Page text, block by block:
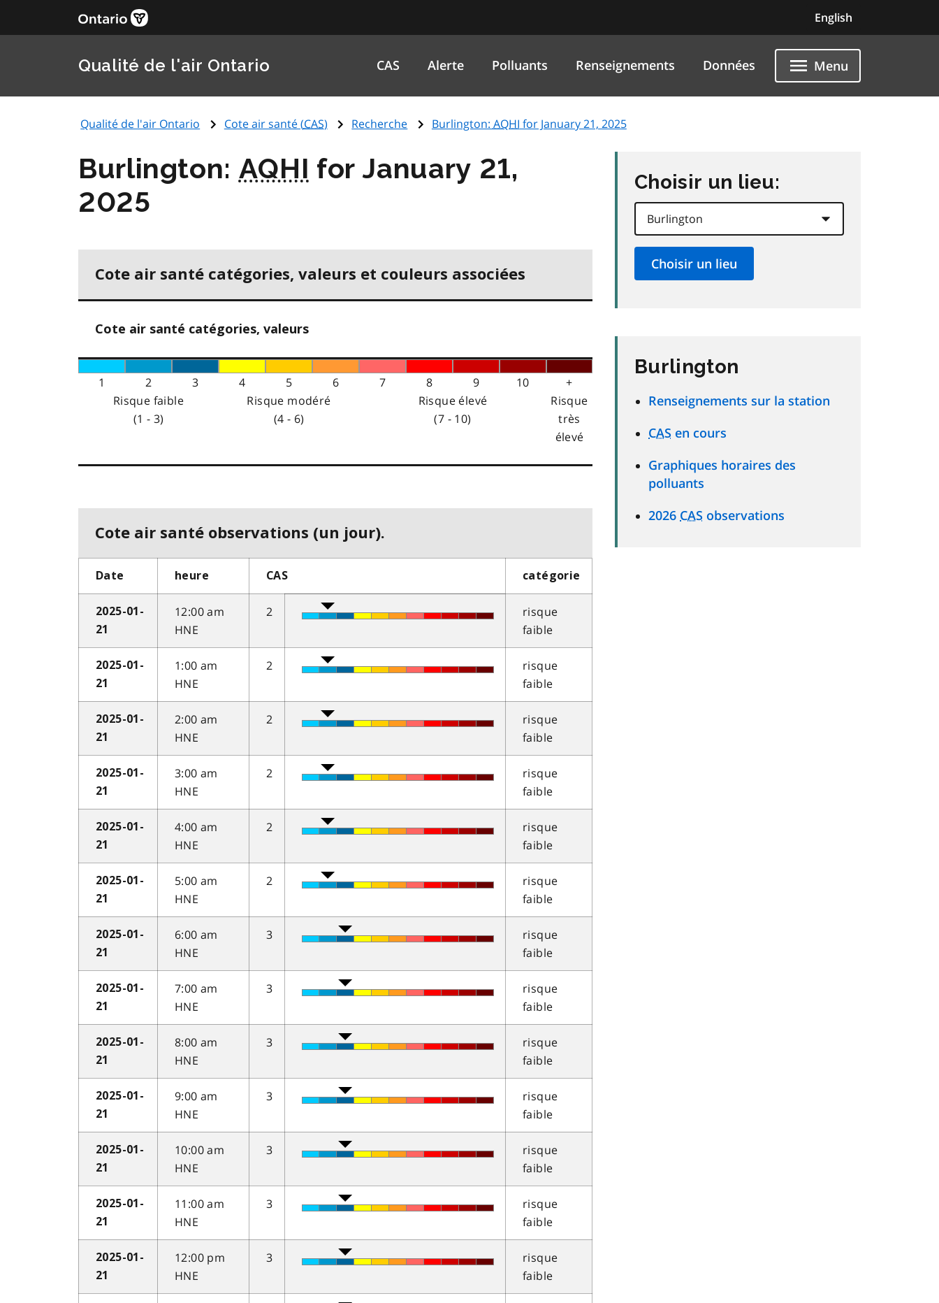
English
Qualité de l'air Ontario CAS Alerte Polluants Renseignements Données Menu
Qualité de l'air Ontario Cote air santé (CAS) Recherche Burlington: AQHI for January 21, 2025
Burlington: AQHI for January 21,
2025
Cote air santé catégories, valeurs et couleurs associées
Cote air santé catégories, valeurs
1 2 3 4 5 6 7 8 9 10
+
Risque faible
(1 - 3)
Risque modéré
(4 - 6)
Risque élevé
(7 - 10)
Risque
très
élevé
Cote air santé observations (un jour).
Date heure CAS catégorie
2025-01-
21
12:00 am
HNE
2
risque
faible
2025-01-
21
1:00 am
HNE
2
risque
faible
2025-01-
21
2:00 am
HNE
2
risque
faible
2025-01-
21
3:00 am
HNE
2
risque
faible
2025-01-
21
4:00 am
HNE
2
risque
faible
2025-01-
21
5:00 am
HNE
2
risque
faible
2025-01-
21
6:00 am
HNE
3
risque
faible
2025-01-
21
7:00 am
HNE
3
risque
faible
2025-01-
21
8:00 am
HNE
3
risque
faible
2025-01-
21
9:00 am
HNE
3
risque
faible
2025-01-
21
10:00 am
HNE
3
risque
faible
2025-01-
21
11:00 am
HNE
3
risque
faible
2025-01-
21
12:00 pm
HNE
3
risque
faible
Choisir un lieu:
Burlington
Renseignements sur la station
CAS en cours
Graphiques horaires des
polluants
2026 CAS observations